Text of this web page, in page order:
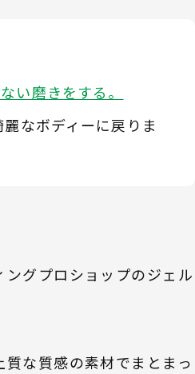
い磨きをする。
なボディーに戻りま
ングプロショップのジェル
な質感の素材でまとまっ